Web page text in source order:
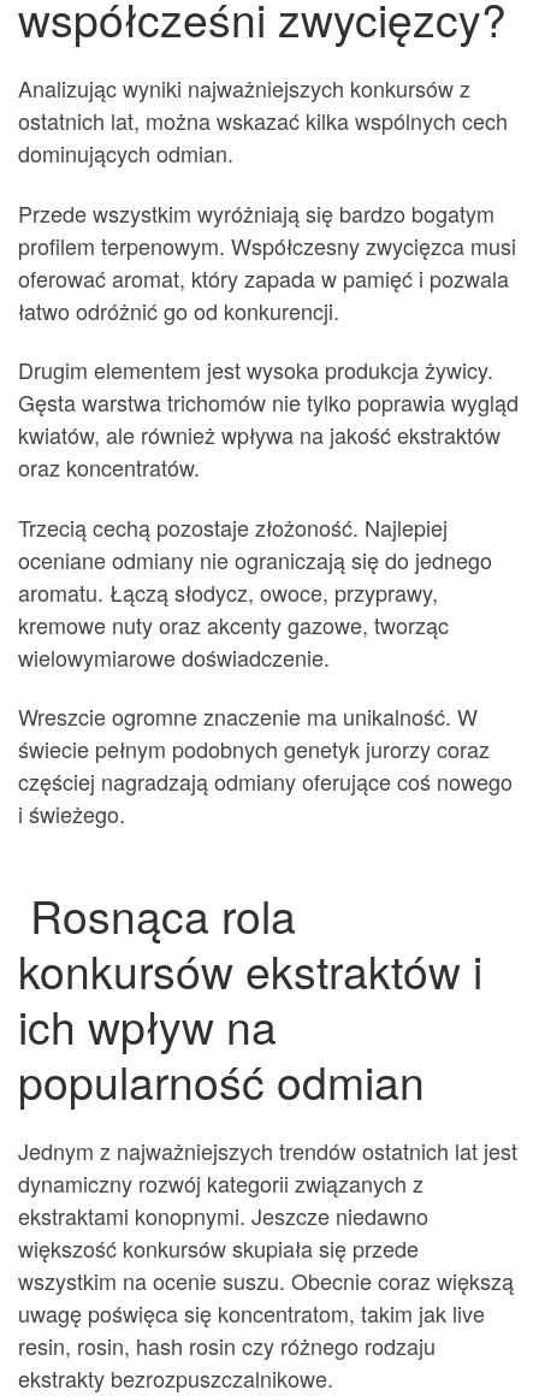
współcześni zwycięzcy?
Analizując wyniki najważniejszych konkursów z
ostatnich lat, można wskazać kilka wspólnych cech
dominujących odmian.
Przede wszystkim wyróżniają się bardzo bogatym
profilem terpenowym. Współczesny zwycięzca musi
oferować aromat, który zapada w pamięć i pozwala
łatwo odróżnić go od konkurencji.
Drugim elementem jest wysoka produkcja żywicy.
Gęsta warstwa trichomów nie tylko poprawia wygląd
kwiatów, ale również wpływa na jakość ekstraktów
oraz koncentratów.
Trzecią cechą pozostaje złożoność. Najlepiej
oceniane odmiany nie ograniczają się do jednego
aromatu. Łączą słodycz, owoce, przyprawy,
kremowe nuty oraz akcenty gazowe, tworząc
wielowymiarowe doświadczenie.
Wreszcie ogromne znaczenie ma unikalność. W
świecie pełnym podobnych genetyk jurorzy coraz
częściej nagradzają odmiany oferujące coś nowego
i świeżego.
Rosnąca rola
konkursów ekstraktów i
ich wpływ na
popularność odmian
Jednym z najważniejszych trendów ostatnich lat jest
dynamiczny rozwój kategorii związanych z
ekstraktami konopnymi. Jeszcze niedawno
większość konkursów skupiała się przede
wszystkim na ocenie suszu. Obecnie coraz większą
uwagę poświęca się koncentratom, takim jak live
resin, rosin, hash rosin czy różnego rodzaju
ekstrakty bezrozpuszczalnikowe.